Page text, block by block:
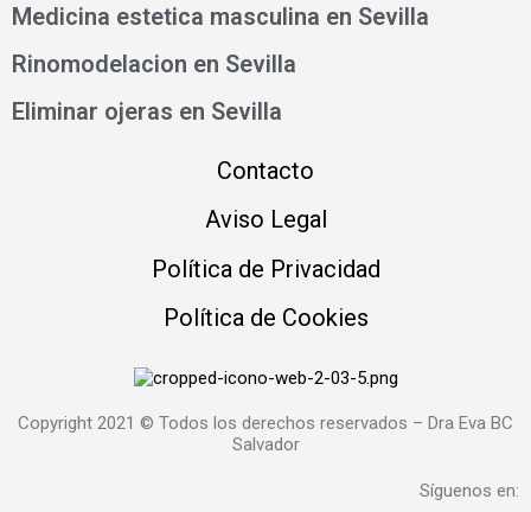
Medicina estetica masculina en Sevilla
Rinomodelacion en Sevilla
Eliminar ojeras en Sevilla
Contacto
Aviso Legal
Política de Privacidad
Política de Cookies
Copyright 2021 © Todos los derechos reservados – Dra Eva BC
Salvador
Síguenos en: